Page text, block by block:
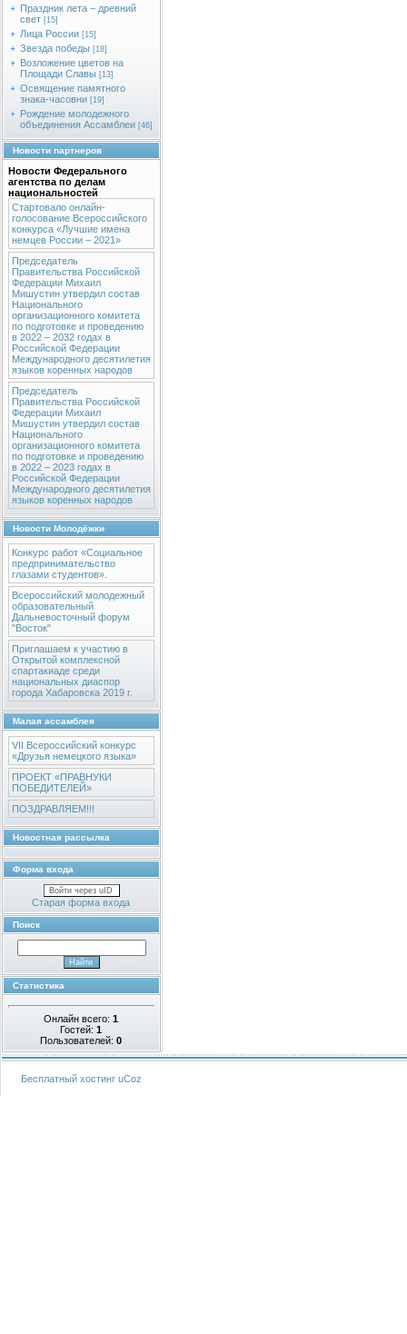
Праздник лета – древний
свет [15]
Лица России [15]
Звезда победы [18]
Возложение цветов на
Площади Славы [13]
Освящение памятного
знака-часовни [19]
Рождение молодежного
объединения Ассамблеи [46]
Новости партнеров
Новости Федерального
агентства по делам
национальностей
Стартовало онлайн-
голосование Всероссийского
конкурса «Лучшие имена
немцев России – 2021»
Председатель
Правительства Российской
Федерации Михаил
Мишустин утвердил состав
Национального
организационного комитета
по подготовке и проведению
в 2022 – 2032 годах в
Российской Федерации
Международного десятилетия
языков коренных народов
Председатель
Правительства Российской
Федерации Михаил
Мишустин утвердил состав
Национального
организационного комитета
по подготовке и проведению
в 2022 – 2023 годах в
Российской Федерации
Международного десятилетия
языков коренных народов
Новости Молодёжки
Конкурс работ «Социальное
предпринимательство
глазами студентов».
Всероссийский молодежный
образовательный
Дальневосточный форум
"Восток"
Приглашаем к участию в
Открытой комплексной
спартакиаде среди
национальных диаспор
города Хабаровска 2019 г.
Малая ассамблея
VII Всероссийский конкурс
«Друзья немецкого языка»
ПРОЕКТ «ПРАВНУКИ
ПОБЕДИТЕЛЕЙ»
ПОЗДРАВЛЯЕМ!!!
Новостная рассылка
Форма входа
Войти через uID
Старая форма входа
Поиск
Статистика
Онлайн всего:1
Гостей:1
Пользователей:0
Бесплатный хостинг uCoz